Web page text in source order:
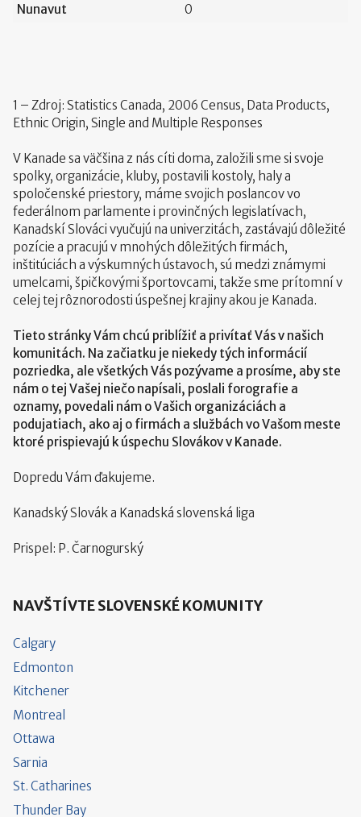
Nunavut
0
1 – Zdroj: Statistics Canada, 2006 Census, Data Products,
Ethnic Origin, Single and Multiple Responses
V Kanade sa väčšina z nás cíti doma, založili sme si svoje
spolky, organizácie, kluby, postavili kostoly, haly a
spoločenské priestory, máme svojich poslancov vo
federálnom parlamente i provinčných legislatívach,
Kanadskí Slováci vyučujú na univerzitách, zastávajú dôležité
pozície a pracujú v mnohých dôležitých firmách,
inštitúciách a výskumných ústavoch, sú medzi známymi
umelcami, špičkovými športovcami, takže sme prítomní v
celej tej rôznorodosti úspešnej krajiny akou je Kanada.
Tieto stránky Vám chcú priblížiť a privítať Vás v našich
komunitách. Na začiatku je niekedy tých informácií
pozriedka, ale všetkých Vás pozývame a prosíme, aby ste
nám o tej Vašej niečo napísali, poslali forografie a
oznamy, povedali nám o Vašich organizáciách a
podujatiach, ako aj o firmách a službách vo Vašom meste
ktoré prispievajú k úspechu Slovákov v Kanade.
Dopredu Vám ďakujeme.
Kanadský Slovák a Kanadská slovenská liga
Prispel: P. Čarnogurský
NAVŠTÍVTE SLOVENSKÉ KOMUNITY
Calgary
Edmonton
Kitchener
Montreal
Ottawa
Sarnia
St. Catharines
Thunder Bay